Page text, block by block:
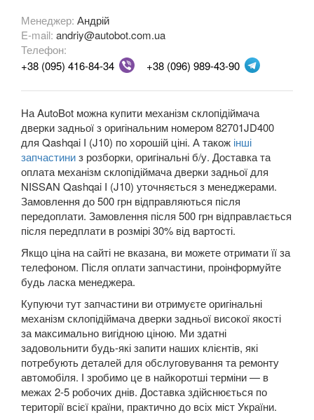
Cube II (Z11)
Cube III (Z12)
Frontier II (D22)
Frontier II (D22 Navara)
Frontier II (NP-300)
Frontier III (D40)
Frontier III (D40 Navara)
Frontier IV (D23)
GT-R (R35)
Interstar (X70)
Juke (F15, F15E)
Kubistar (X76)
Murano (Z50)
Менеджер: Андрій
E-mail: andriy@autobot.com.ua
Телефон:
+38 (095) 416-84-34
+38 (096) 989-43-90
На AutoBot можна купити механізм склопідіймача
дверки задньої з оригінальним номером 82701JD400
для Qashqai I (J10) по хорошій ціні. А також інші
запчастиниз розборки, оригінальні б/у. Доставка та
оплата механізм склопідіймача дверки задньої для
NISSAN Qashqai I (J10) уточняється з менеджерами.
Замовлення до 500 грн відправляються після
передоплати. Замовлення після 500 грн відправлається
після передплати в розмірі 30% від вартості.
Якщо ціна на сайті не вказана, ви можете отримати її за
телефоном. Після оплати запчастини, проінформуйте
будь ласка менеджера.
Купуючи тут запчастини ви отримуєте оригінальні
механізм склопідіймача дверки задньої високої якості
за максимально вигідною ціною. Ми здатні
задовольнити будь-які запити наших клієнтів, які
потребують деталей для обслуговування та ремонту
автомобіля. І зробимо це в найкоротші терміни — в
межах 2-5 робочих днів. Доставка здійснюється по
території всієї країни, практично до всіх міст України.